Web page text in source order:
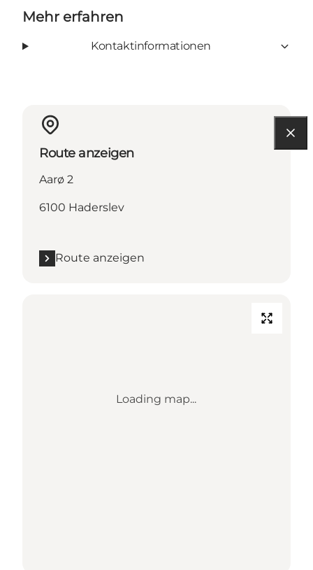
Mehr erfahren
Kontaktinformationen
Route anzeigen
Aarø 2
6100 Haderslev
Route anzeigen
Loading map...